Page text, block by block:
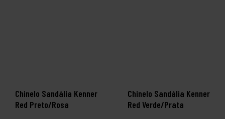
Chinelo Sandália Kenner
Red Preto/Rosa
Chinelo Sandália Kenner
Red Verde/Prata